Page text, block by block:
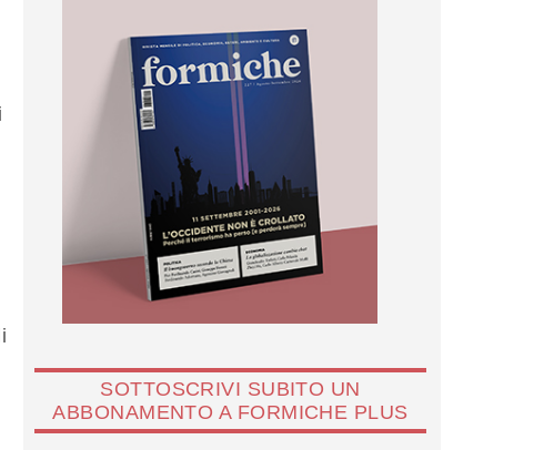
SOTTOSCRIVI SUBITO UN
ABBONAMENTO A FORMICHE PLUS